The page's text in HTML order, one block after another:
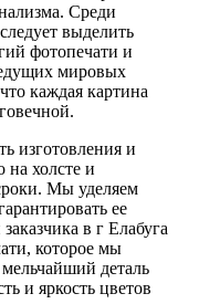
Среди
выделить
фотопечати и
мировых
каждая картина
изготовления и
на холсте и
Мы уделяем
ее
в г Елабуга
которое мы
деталь
и яркость цветов